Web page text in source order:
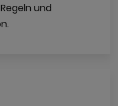
und